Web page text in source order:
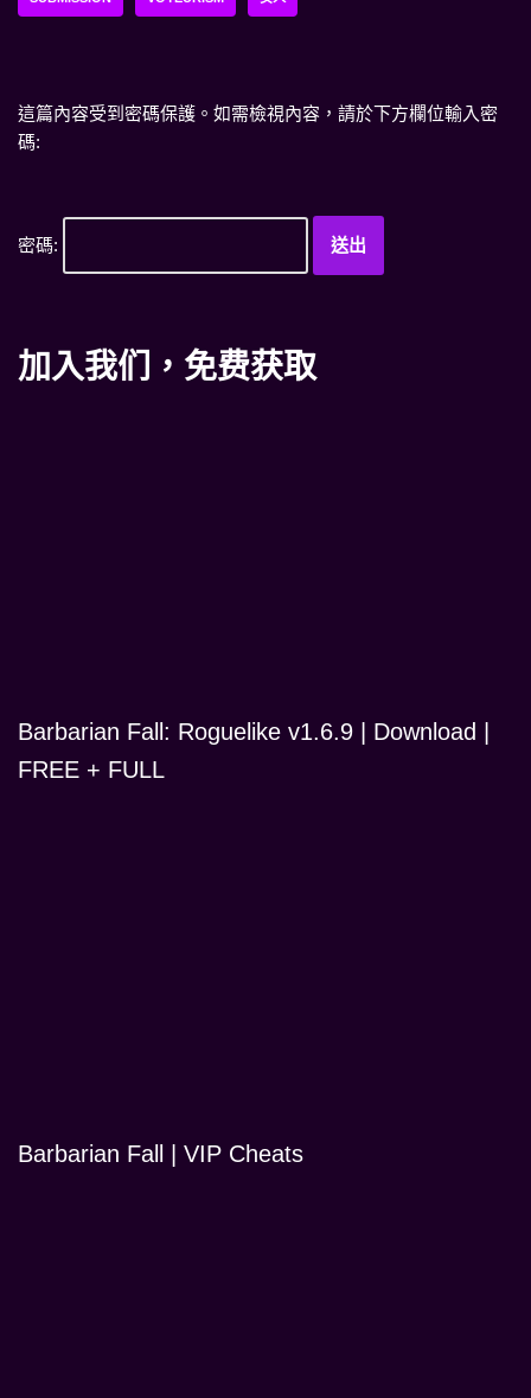
這篇內容受到密碼保護。如需檢視內容，請於下方欄位輸入密
碼:
密碼:
加入我们，免费获取
Barbarian Fall: Roguelike v1.6.9 | Download |
FREE + FULL
Barbarian Fall | VIP Cheats